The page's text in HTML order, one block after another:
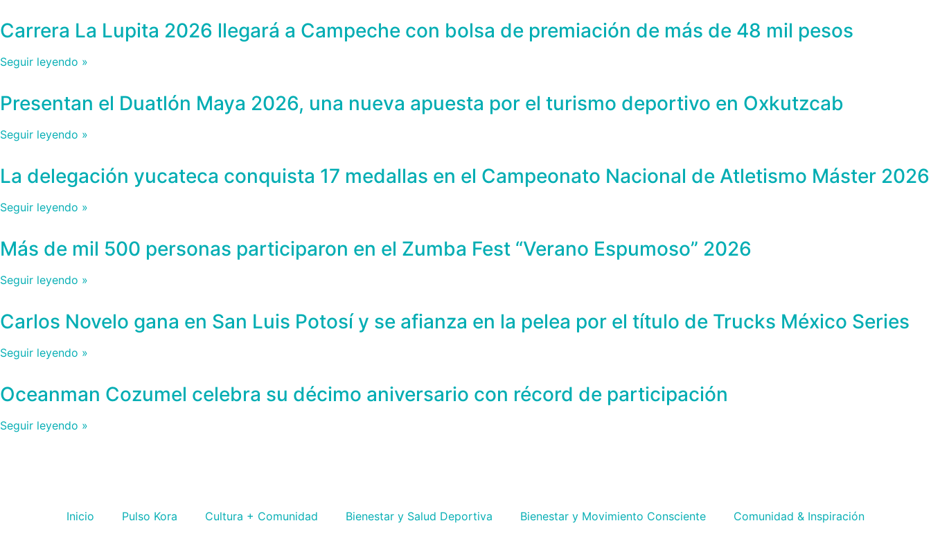
Carrera La Lupita 2026 llegará a Campeche con bolsa de premiación de más de 48 mil pesos
Seguir leyendo »
Presentan el Duatlón Maya 2026, una nueva apuesta por el turismo deportivo en Oxkutzcab
Seguir leyendo »
La delegación yucateca conquista 17 medallas en el Campeonato Nacional de Atletismo Máster 2026
Seguir leyendo »
Más de mil 500 personas participaron en el Zumba Fest “Verano Espumoso” 2026
Seguir leyendo »
Carlos Novelo gana en San Luis Potosí y se afianza en la pelea por el título de Trucks México Series
Seguir leyendo »
Oceanman Cozumel celebra su décimo aniversario con récord de participación
Seguir leyendo »
Inicio Pulso Kora ⁠Cultura + Comunidad ⁠Bienestar y Salud Deportiva Bienestar y Movimiento Consciente Comunidad & Inspiración